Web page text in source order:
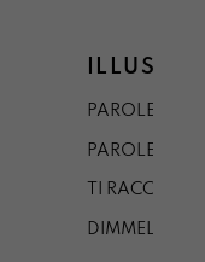
PAROLE DAL
PAROLE DA
TI
DIMMELO